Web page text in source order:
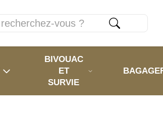
BIVOUAC
ET
SURVIE